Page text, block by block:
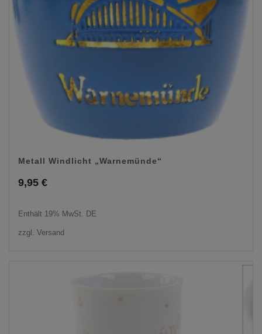
Metall Windlicht „Warnemünde“
9,95 €
Enthält 19% MwSt. DE
zzgl. Versand